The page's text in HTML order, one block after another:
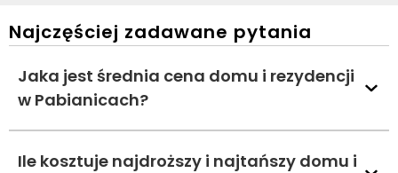
Najczęściej zadawane pytania
Jaka jest średnia cena domu i rezydencji
w Pabianicach?
Ile kosztuje najdroższy i najtańszy domu i